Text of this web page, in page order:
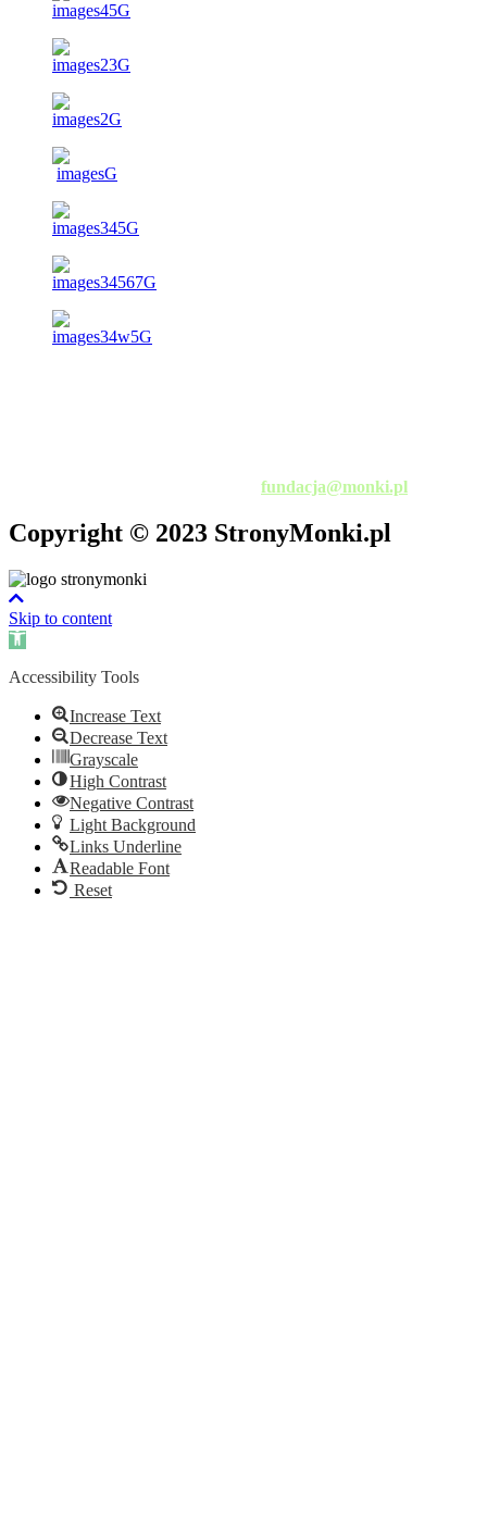
fundacja@monki.pl
Copyright © 2023 StronyMonki.pl
Skip to content
Open
Accessibility Tools
Increase Text
Decrease Text
Grayscale
High Contrast
Negative Contrast
Light Background
Links Underline
Readable Font
Reset